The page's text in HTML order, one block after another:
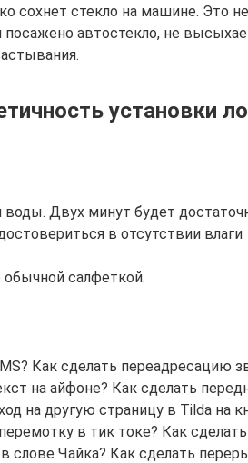
сохнет стекло на машине. Это
автостекло, не
установки
Двух минут будет
в отсутствии влаги
салфеткой.
Как сделать переадресацию
на айфоне? Как сделать
на другую страницу в Tilda на
в тик токе? Как
слове Чайка? Как сделать